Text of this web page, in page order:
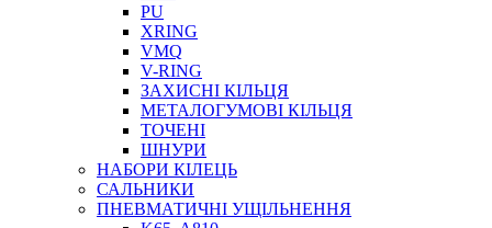
ПІСТОЛЕТИ
НАСОСИ ТА ПОМПИ
НАГНІТАЧІ
МУФТИ (НАСАДКИ) ДЛЯ ШПРИЦІВ
МАСЛЯНКИ, ЛІЙКИ
PU
XRING
VMQ
V-RING
ЗАХИСНІ КІЛЬЦЯ
МЕТАЛОГУМОВІ КІЛЬЦЯ
ТОЧЕНІ
ШНУРИ
НАБОРИ КІЛЕЦЬ
САЛЬНИКИ
ПНЕВМАТИЧНІ УЩІЛЬНЕННЯ